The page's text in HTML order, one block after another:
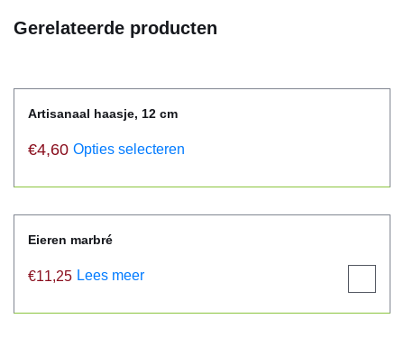
Gerelateerde producten
Artisanaal haasje, 12 cm
€4,60 Opties selecteren
Eieren marbré
€11,25
product
Lees meer